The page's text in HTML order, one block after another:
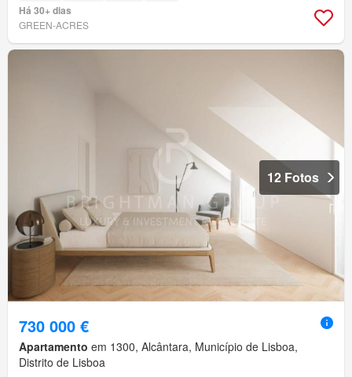
Há 30+ dias
GREEN-ACRES
12 Fotos
730 000 €
Apartamento em 1300, Alcântara, Município de Lisboa,
Distrito de Lisboa